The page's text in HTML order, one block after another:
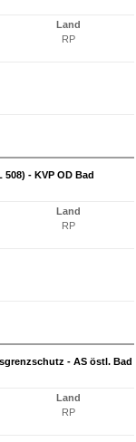
Land
RP
- KVP OD Bad
Land
RP
- AS östl. Bad
Land
RP